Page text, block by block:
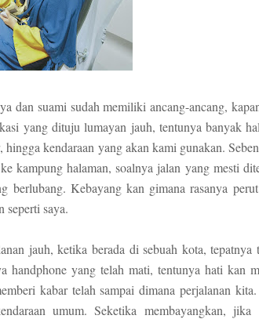
dan suami sudah memiliki ancang-ancang,
yang dituju lumayan jauh, tentunya banyak
kendaraan yang akan kami gunakan.
kampung halaman, soalnya jalan yang mesti
berlubang. Kebayang kan gimana rasanya
seperti saya.
jauh, ketika berada di sebuah kota, tepatnya
handphone yang telah mati, tentunya hati kan
kabar telah sampai dimana perjalanan
umum. Seketika membayangkan, jika